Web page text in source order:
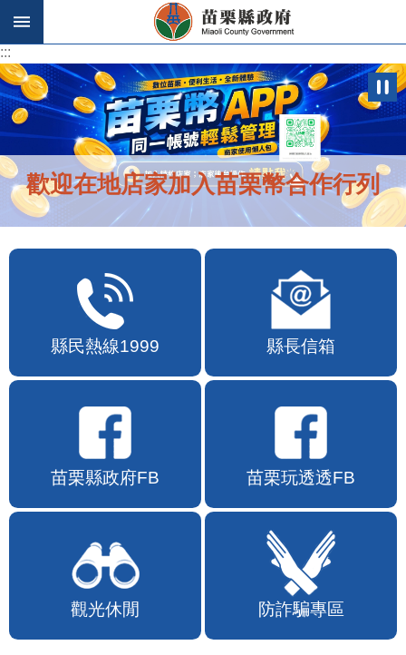
跳到主要內容區塊
:::
:::
歡迎在地店家加入苗栗幣合作行列
縣民熱線1999 縣長信箱
苗栗縣政府FB 苗栗玩透透FB
觀光休閒 防詐騙專區